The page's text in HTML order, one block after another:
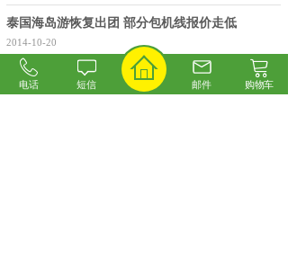
泰国海岛游恢复出团 部分包机线报价走低
2014-10-20
昨日从各大旅行社了解到，今年新一轮的包机海岛游，随
着暑期出游热潮的到来即将全面启动。
电话 短信 邮件 购物车